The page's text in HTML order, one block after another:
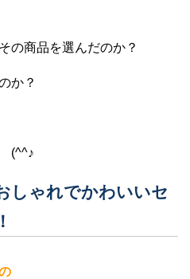
の商品を選んだのか？
か？
(^^♪
しゃれでかわいいセ